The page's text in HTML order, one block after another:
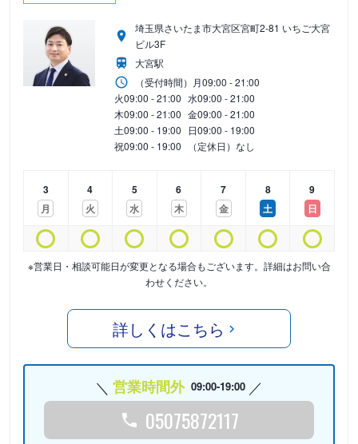
埼玉県さいたま市大宮区宮町2-81 いちご大宮
ビル3F
大宮駅
（受付時間） 月09:00 - 21:00
火09:00 - 21:00 水09:00 - 21:00
木09:00 - 21:00 金09:00 - 21:00
土09:00 - 19:00 日09:00 - 19:00
祝09:00 - 19:00 （定休日）なし
3
月
4
火
5
水
6
木
7
金
8
土
9
日
※営業日・相談可能日が変更となる場合もございます。詳細はお問い合
わせください。
詳しくはこちら
営業時間外 09:00-19:00
05075872117